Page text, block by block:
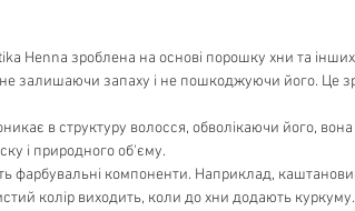
Henna зроблена на основі порошку хни та
залишаючи запаху і не пошкоджуючи його. Це
в структуру волосся, обволікаючи його,
і природного об'єму.
фарбувальні компоненти. Наприклад,
колір виходить, коли до хни додають куркуму.